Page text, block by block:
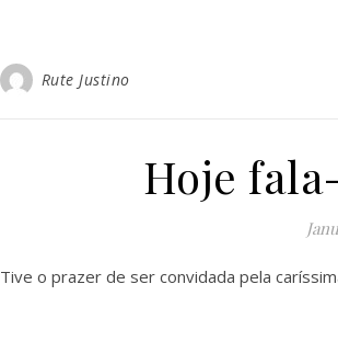
Rute Justino
Hoje
Tive o prazer de ser convidada pela